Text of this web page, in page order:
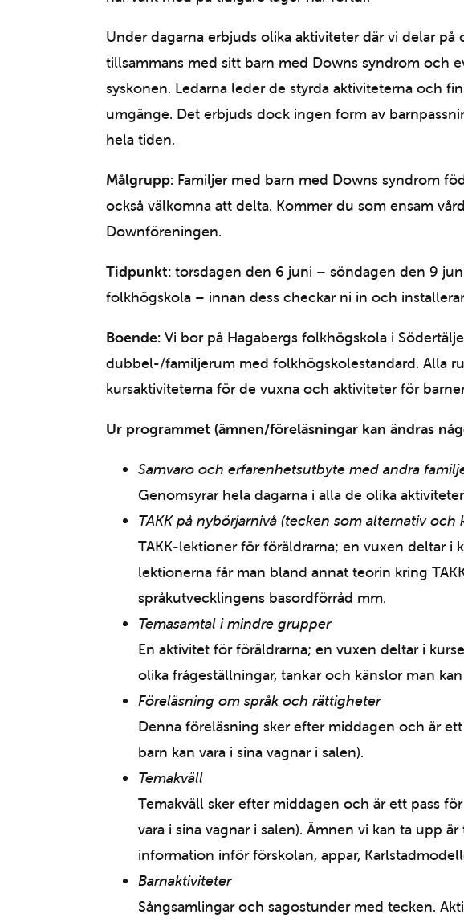
Under dagarna erbjuds olika aktiviteter där vi delar
tillsammans med sitt barn med Downs syndrom och
syskonen. Ledarna leder de styrda aktiviteterna och
umgänge. Det erbjuds dock ingen form av
hela tiden.
Målgrupp: Familjer med barn med Downs syndrom
också välkomna att delta. Kommer du som ensam
Downföreningen.
Tidpunkt: torsdagen den 6 juni – söndagen den 9
folkhögskola – innan dess checkar ni in och
Boende: Vi bor på Hagabergs folkhögskola i
dubbel-/familjerum med folkhögskolestandard. Alla
kursaktiviteterna för de vuxna och aktiviteter för
Ur programmet (ämnen/föreläsningar kan ändras
Samvaro och erfarenhetsutbyte med andra
Genomsyrar hela dagarna i alla de olika
TAKK på nybörjarnivå (tecken som alternativ
TAKK-lektioner för föräldrarna; en vuxen deltar i
lektionerna får man bland annat teorin kring
språkutvecklingens basordförråd mm.
Temasamtal i mindre grupper
En aktivitet för föräldrarna; en vuxen deltar i
olika frågeställningar, tankar och känslor man
Föreläsning om språk och rättigheter
Denna föreläsning sker efter middagen och är
barn kan vara i sina vagnar i salen).
Temakväll
Temakväll sker efter middagen och är ett pass
vara i sina vagnar i salen). Ämnen vi kan ta upp
information inför förskolan, appar,
Barnaktiviteter
Sångsamlingar och sagostunder med tecken.